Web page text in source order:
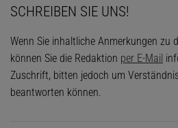
SCHREIBEN SIE UNS!
Wenn Sie inhaltliche Anmerkungen zu
können Sie die Redaktion per E-Mail
Zuschrift, bitten jedoch um
beantworten können.